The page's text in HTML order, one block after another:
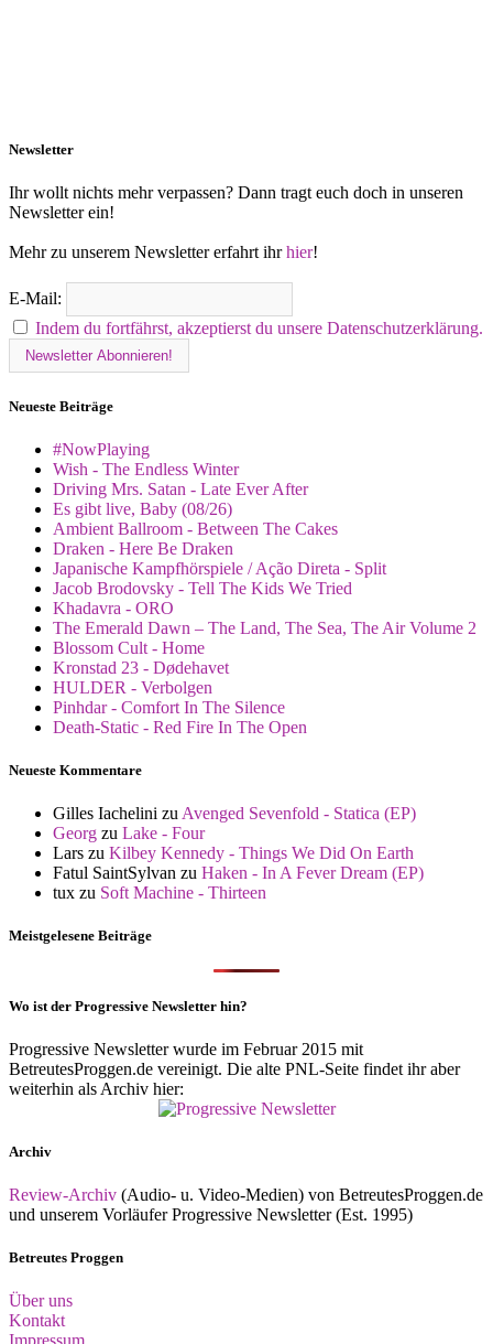
Newsletter
Ihr wollt nichts mehr verpassen? Dann tragt euch doch in unseren
Newsletter ein!
Mehr zu unserem Newsletter erfahrt ihrhier!
E-Mail:
Indem du fortfährst, akzeptierst du unsere Datenschutzerklärung.
Neueste Beiträge
#NowPlaying
Wish - The Endless Winter
Driving Mrs. Satan - Late Ever After
Es gibt live, Baby (08/26)
Ambient Ballroom - Between The Cakes
Draken - Here Be Draken
Japanische Kampfhörspiele / Ação Direta - Split
Jacob Brodovsky - Tell The Kids We Tried
Khadavra - ORO
The Emerald Dawn – The Land, The Sea, The Air Volume 2
Blossom Cult - Home
Kronstad 23 - Dødehavet
HULDER - Verbolgen
Pinhdar - Comfort In The Silence
Death-Static - Red Fire In The Open
Neueste Kommentare
Gilles Iachelini zu Avenged Sevenfold - Statica (EP)
Georg zu Lake - Four
Lars zu Kilbey Kennedy - Things We Did On Earth
Fatul SaintSylvan zu Haken - In A Fever Dream (EP)
tux zu Soft Machine - Thirteen
Meistgelesene Beiträge
Wo ist der Progressive Newsletter hin?
Progressive Newsletter wurde im Februar 2015 mit
BetreutesProggen.de vereinigt. Die alte PNL-Seite findet ihr aber
weiterhin als Archiv hier:
Archiv
Review-Archiv (Audio- u. Video-Medien) von BetreutesProggen.de
und unserem Vorläufer Progressive Newsletter (Est. 1995)
Betreutes Proggen
Über uns
Kontakt